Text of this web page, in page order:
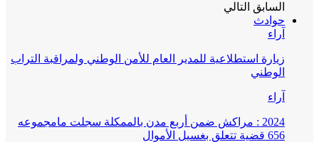
السابق التالي
حوادث
آراء
زيارة استطلاعية للمدير العام للأمن الوطني ولمراقبة التراب
الوطني
آراء
2024 : مراكش ضمن أربع مدن بالممكلة سجلت مامجموعه
656 قضية تتعلق بغسيل الأموال